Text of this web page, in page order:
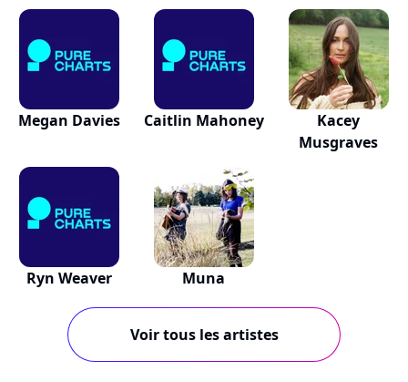
Megan Davies Caitlin Mahoney
Kacey
Musgraves
Ryn Weaver Muna
Voir tous les artistes